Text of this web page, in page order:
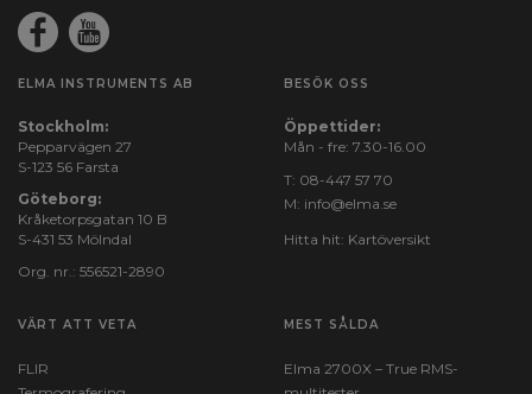
ELMA INSTRUMENTS AB
Stockholm:
Pepparvägen 27
S-123 56 Farsta
Göteborg:
Kråketorpsgatan 10 B
S-431 53 Mölndal
Org. nr.: 556521-2890
BESÖK OSS
Öppettider:
Mån - fre: 7.30-16.00
T: 08-447 57 70
M: info@elma.se
Hitta hit: Kartöversikt
VÄRT ATT VETA
FLIR
MEST SÅLDA
Elma 2700X – True RMS-